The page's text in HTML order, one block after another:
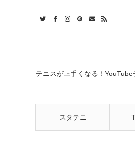
テニスが上手くなる！
スタテニ